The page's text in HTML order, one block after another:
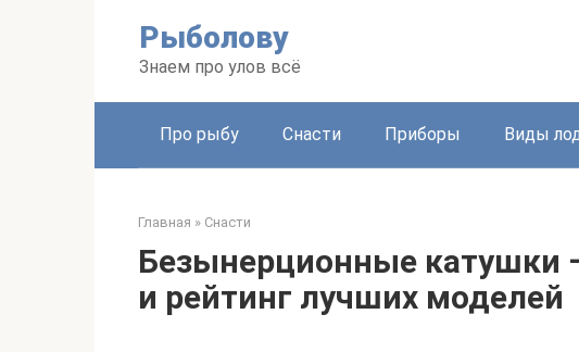
Рыболову
Знаем про улов всё
Про рыбу Снасти Приборы Виды
Главная » Снасти
Безынерционные катушки
и рейтинг лучших моделей